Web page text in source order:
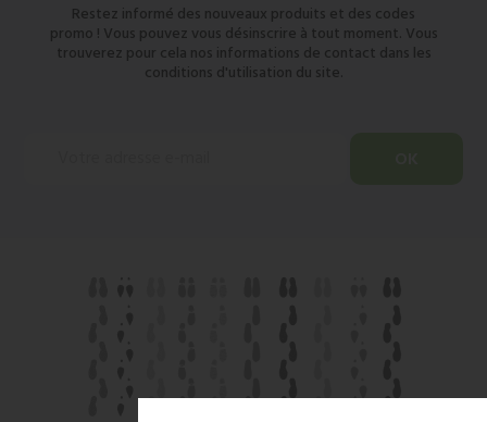
Restez informé des nouveaux produits et des codes
promo ! Vous pouvez vous désinscrire à tout moment. Vous
trouverez pour cela nos informations de contact dans les
conditions d'utilisation du site.